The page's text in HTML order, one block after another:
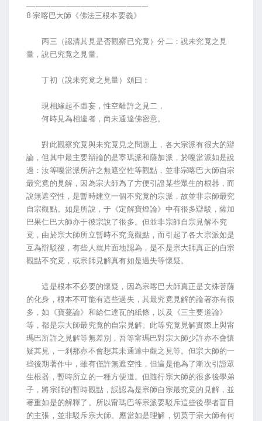
8 宗喀巴大師《佛法三根本要義》
丙三（認清其見是否觀察已究竟）分二：說未究竟之見
量，說已究竟之見量。
丁初（說未究竟之見量）頌曰：
現相緣起不虛妄，性空離許之見二，
何時見為相違者，尚未通達佛密意。
對此觀察究竟與未究竟見之問題上，各大宗派有很大的辯
論，但其中最主要辯論的是寧瑪派和薩加派，於嘎當派如是說
過：汝等嘎當派所許之無遮空性等觀點，並非宗喀巴大師自宗
最究竟的見解，因為宗大師為了方便引證某些眾生的根器，而
說無遮空性，是暫時建立一個不究竟的宗派，故並非宗師最究
自宗觀點。如是所說，于《定解寶燈論》中有很多辯駁，薩加
巴果仁巴大師亦于彼宗說了很多。但並非宗師自宗見解不究
竟，由於宗大師所立暫時不究竟觀點，而引起了各大宗派如是
互為辯駁後，有些人就片面地認為，是不是宗大師真正的自宗
觀點不究竟，或宗師見解真有如是過失等懷疑。
這是根本不必要的懷疑，因為宗喀巴大師真正是文殊菩薩
的化身，根本不可能有這些過失，其最究竟見解的論著亦有很
多，如《寶蔓論》和給仁達瓦的紙條，以及《三主要道論》
等，都是宗大師最究竟的自宗見解。此等究竟見解實際上與甯
瑪巴所許之見解等無差別，吾等甯瑪巴對宗大師少許亦不會懷
疑其見，一刹那亦不會想其未通達中觀之見等。但宗大師的一
些後期著作中，雖有僅許無遮空性，但這是他為了漸次引證眾
生根器，暫時所立的一種方便道。但隨行宗大師的很多後學弟
子，將宗師的暫時觀點，誤認為是宗師自宗最究竟的見解，並
著重如是的解釋了。所以甯瑪巴等宗派要駁斥這些後學者盲目
的主張，並非駁斥宗大師。應當如是理解，切莫于宗大師有何